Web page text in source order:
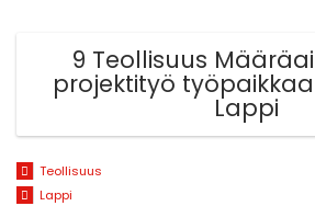
9 Teollisuus
projektityö
Lappi
Teollisuus
Lappi